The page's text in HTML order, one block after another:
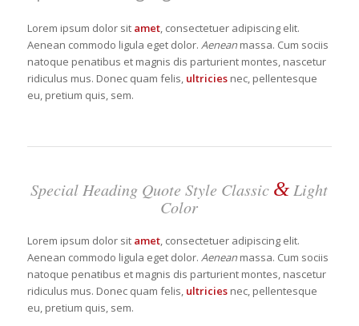
Lorem ipsum dolor sit amet, consectetuer adipiscing elit.
Aenean commodo ligula eget dolor. Aeneanmassa. Cum sociis
natoque penatibus et magnis dis parturient montes, nascetur
ridiculus mus. Donec quam felis, ultriciesnec, pellentesque
eu, pretium quis, sem.
Special Heading Quote Style Classic &Light
Color
Lorem ipsum dolor sit amet, consectetuer adipiscing elit.
Aenean commodo ligula eget dolor. Aeneanmassa. Cum sociis
natoque penatibus et magnis dis parturient montes, nascetur
ridiculus mus. Donec quam felis, ultriciesnec, pellentesque
eu, pretium quis, sem.